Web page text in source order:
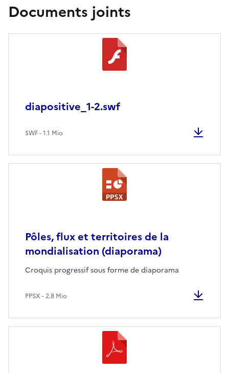
Documents joints
diapositive_1-2.swf
SWF - 1.1 Mio
Pôles, flux et territoires de la
mondialisation (diaporama)
Croquis progressif sous forme de diaporama
PPSX - 2.8 Mio